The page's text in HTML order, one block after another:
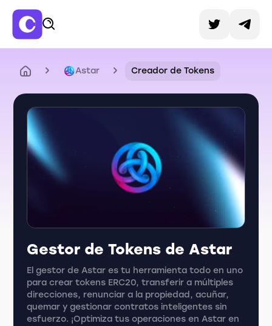
Astar Creador de Tokens
Gestor de Tokens de Astar
El gestor de Astar es tu herramienta todo en uno
para crear tokens ERC20, transferir a múltiples
direcciones, renunciar a la propiedad, acuñar,
quemar y gestionar contratos inteligentes sin
esfuerzo. ¡Optimiza tus operaciones en Astar en